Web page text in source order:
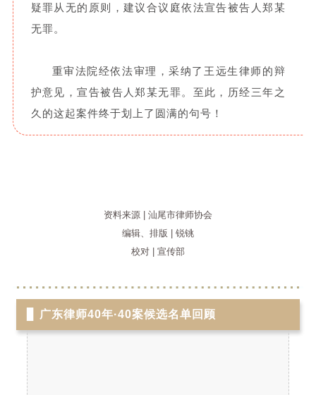
疑罪从无的原则，建议合议庭依法宣告被告人郑某
无罪。
重审法院经依法审理，采纳了王远生律师的辩
护意见，宣告被告人郑某无罪。至此，历经三年之
久的这起案件终于划上了圆满的句号！
资料来源 | 汕尾市律师协会
编辑、排版 | 锐铫
校对 | 宣传部
广东律师40年·40案候选名单回顾